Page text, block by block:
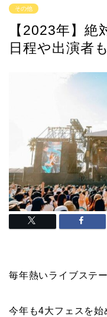
その他
【2023年】絶
日程や出演者
毎年熱いライブステ
今年も4大フェスを始